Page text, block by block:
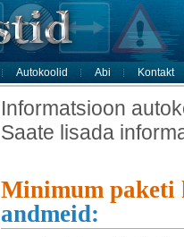
Autokoolid Abi Kontakt
Informatsioon
Saate lisada
Minimum paketi
andmeid: